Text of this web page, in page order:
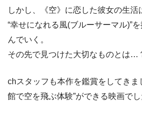
しかし、《空》に恋した彼女の生活
“幸せになれる風(ブルーサーマル)”
んでいく。
その先で見つけた大切なものとは…
chスタッフも本作を鑑賞をしてきま
館で空を飛ぶ体験”ができる映画でし